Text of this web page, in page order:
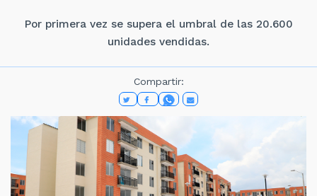
Por primera vez se supera el umbral de las 20.600
unidades vendidas.
Compartir: